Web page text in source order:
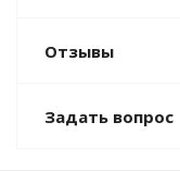
Отзывы
Задать вопрос